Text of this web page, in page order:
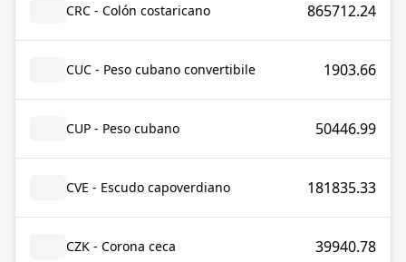
CRC - Colón costaricano 865712.24
CUC - Peso cubano convertibile 1903.66
CUP - Peso cubano 50446.99
CVE - Escudo capoverdiano 181835.33
CZK - Corona ceca 39940.78